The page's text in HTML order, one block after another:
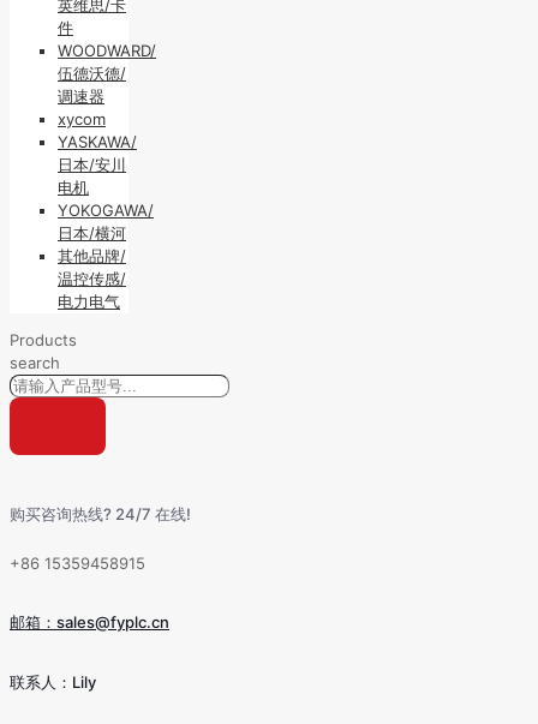
英维思/卡
件
WOODWARD/
伍德沃德/
调速器
xycom
YASKAWA/
日本/安川
电机
YOKOGAWA/
日本/横河
其他品牌/
温控传感/
电力电气
Products
search
购买咨询热线? 24/7 在线!
+86 15359458915
邮箱：sales@fyplc.cn
联系人：Lily